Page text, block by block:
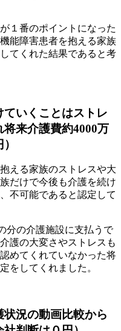
１番のポイントになった
能障害患者を抱える家族
てくれた結果であると考
いくことはストレ
来介護費約4000万
える家族のストレスや大
だけで今後も介護を続け
不可能であると認定して
分の介護施設に支払うで
護の大変さやストレスも
めてくれていなかった将
をしてくれました。
況の動画比較から